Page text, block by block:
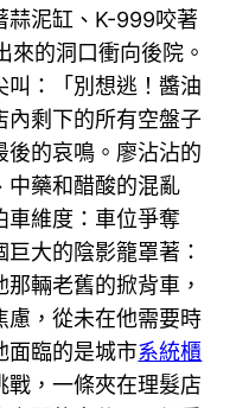
蒜泥缸、K-999咬著
來的洞口衝向後院。
叫：「別想逃！醬油
內剩下的所有空盤子
後的哀鳴。廖沾沾的
中藥和醋酸的混亂
車維度：車位爭奪
大的陰影籠罩著：
輛老舊的掀背車，
慮，從未在他需要時
面臨的是城市系統櫃
戰，一條夾在理髮店